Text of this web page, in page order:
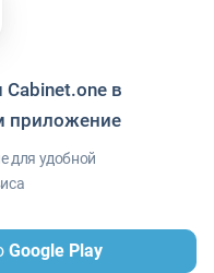
Определение НМЦК по инженерным изысканиям
в
приложение
для удобной
Google Play